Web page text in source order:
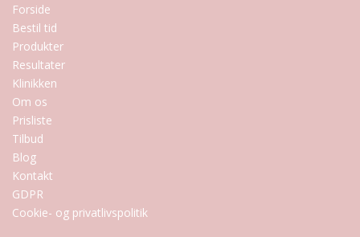
Forside
Bestil tid
Produkter
Resultater
Klinikken
Om os
Prisliste
Tilbud
Blog
Kontakt
GDPR
Cookie- og privatlivspolitik